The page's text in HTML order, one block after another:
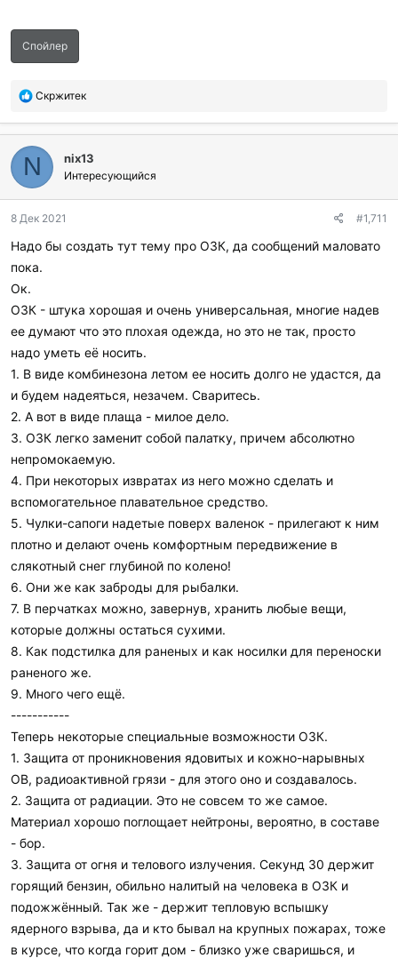
Спойлер
П
б
а
г
о
а
и
л
:
Скржитек
N nix13
Интересующийся
8 Дек 2021 #1,711
Надо бы создать тут тему про ОЗК, да сообщений маловато
пока.
Ок.
ОЗК - штука хорошая и очень универсальная, многие надев
ее думают что это плохая одежда, но это не так, просто
надо уметь её носить.
1. В виде комбинезона летом ее носить долго не удастся, да
и будем надеяться, незачем. Сваритесь.
2. А вот в виде плаща - милое дело.
3. ОЗК легко заменит собой палатку, причем абсолютно
непромокаемую.
4. При некоторых извратах из него можно сделать и
вспомогательное плавательное средство.
5. Чулки-сапоги надетые поверх валенок - прилегают к ним
плотно и делают очень комфортным передвижение в
слякотный снег глубиной по колено!
6. Они же как заброды для рыбалки.
7. В перчатках можно, завернув, хранить любые вещи,
которые должны остаться сухими.
8. Как подстилка для раненых и как носилки для переноски
раненого же.
9. Много чего ещё.
-----------
Теперь некоторые специальные возможности ОЗК.
1. Защита от проникновения ядовитых и кожно-нарывных
ОВ, радиоактивной грязи - для этого оно и создавалось.
2. Защита от радиации. Это не совсем то же самое.
Материал хорошо поглощает нейтроны, вероятно, в составе
- бор.
3. Защита от огня и телового излучения. Секунд 30 держит
горящий бензин, обильно налитый на человека в ОЗК и
подожжённый. Так же - держит тепловую вспышку
ядерного взрыва, да и кто бывал на крупных пожарах, тоже
в курсе, что когда горит дом - близко уже сваришься, и